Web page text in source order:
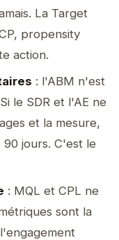
La Target
propensity
action.
: l'ABM n'est
le SDR et l'AE ne
et la mesure,
jours. C'est le
: MQL et CPL ne
sont la